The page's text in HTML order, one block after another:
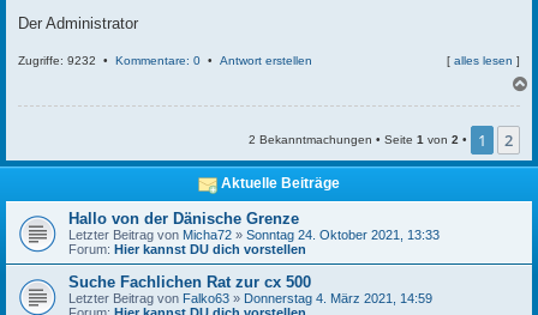
Der Administrator
Zugriffe: 9232 • Kommentare: 0 • Antwort erstellen [ alles lesen ]
b
n
2 Bekanntmachungen • Seite 1 von 2 • 1 2
Aktuelle Beiträge
Hallo von der Dänische Grenze
Letzter Beitrag von Micha72 » Sonntag 24. Oktober 2021, 13:33
Forum: Hier kannst DU dich vorstellen
Suche Fachlichen Rat zur cx 500
Letzter Beitrag von Falko63 » Donnerstag 4. März 2021, 14:59